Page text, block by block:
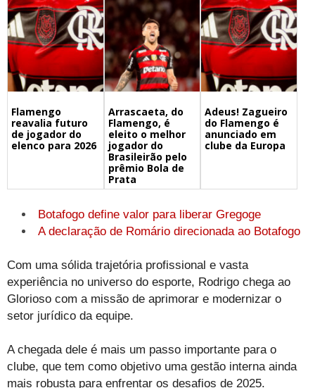
Flamengo
reavalia futuro
de jogador do
elenco para 2026
Arrascaeta, do
Flamengo, é
eleito o melhor
jogador do
Brasileirão pelo
prêmio Bola de
Prata
Adeus! Zagueiro
do Flamengo é
anunciado em
clube da Europa
Botafogo define valor para liberar Gregoge
A declaração de Romário direcionada ao Botafogo
Com uma sólida trajetória profissional e vasta
experiência no universo do esporte, Rodrigo chega ao
Glorioso com a missão de aprimorar e modernizar o
setor jurídico da equipe.
A chegada dele é mais um passo importante para o
clube, que tem como objetivo uma gestão interna ainda
mais robusta para enfrentar os desafios de 2025.